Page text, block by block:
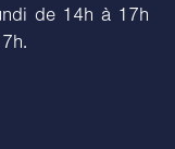
de 14h à 17h